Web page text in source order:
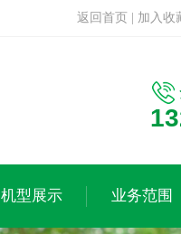
返回首页 加入收
机型展示 业务范围